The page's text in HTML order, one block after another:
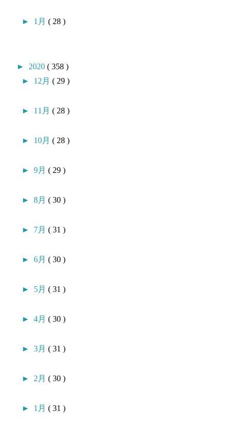
► 1月( 28 )
► 2020( 358 )
► 12月( 29 )
► 11月( 28 )
► 10月( 28 )
►9月( 29 )
►8月( 30 )
► 7月( 31 )
►6月( 30 )
► 5月( 31 )
►4月( 30 )
►3月( 31 )
► 2月( 30 )
► 1月( 31 )